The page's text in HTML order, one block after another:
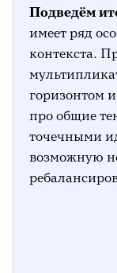
Подведём
имеет ряд
контекста.
горизонтом
про общие
точечными
возможную